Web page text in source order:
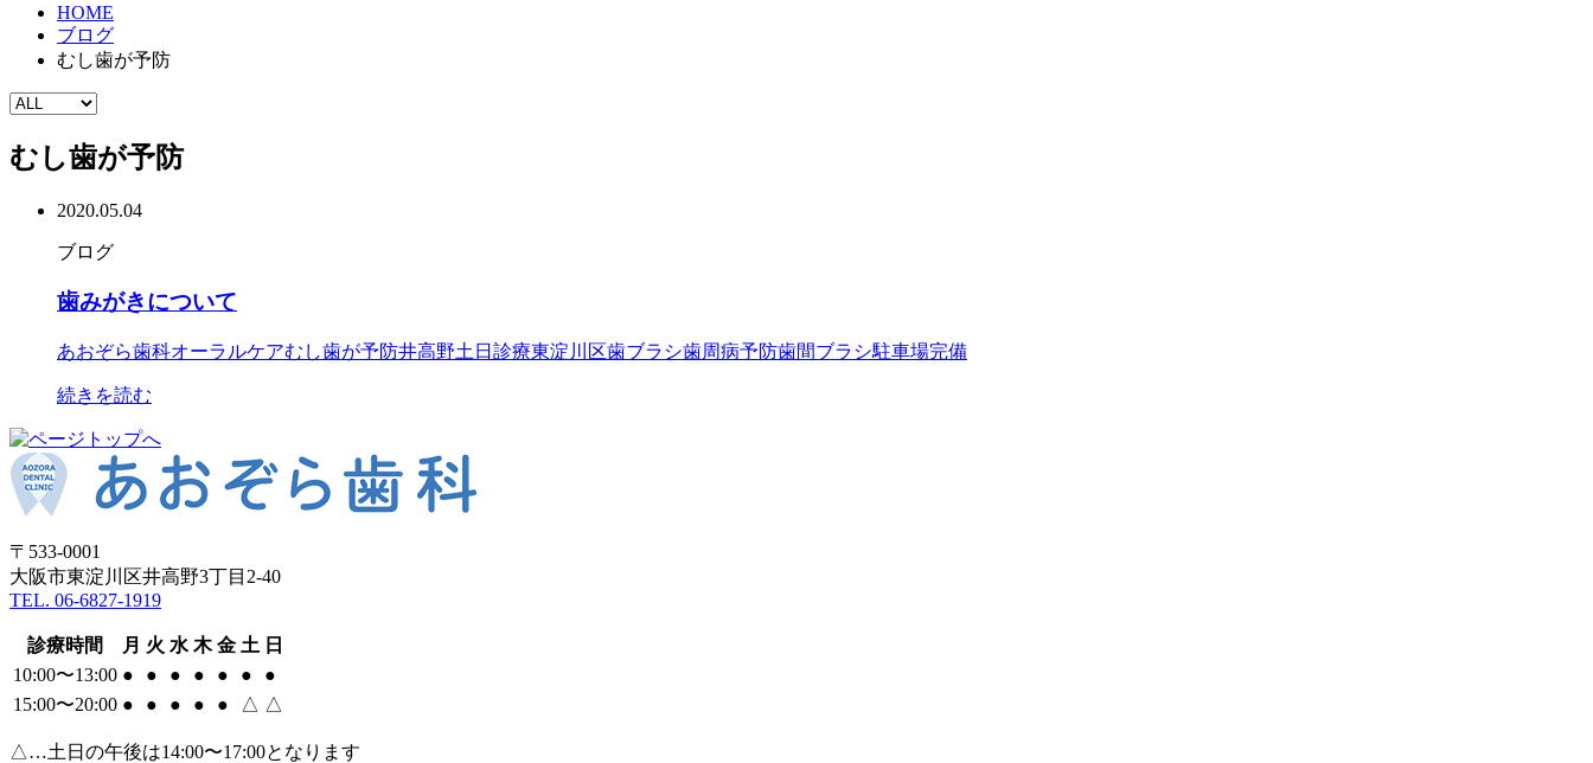
HOME
ブログ
むし歯が予防
むし歯が予防
2020.05.04
ブログ
歯みがきについて
あおぞら歯科オーラルケアむし歯が予防井高野土日診療東淀川区歯ブラシ歯周病予防歯間ブラシ駐車場完備
続きを読む
〒533-0001
大阪市東淀川区井高野3丁目2-40
TEL. 06-6827-1919
診療時間 月 火 水 木 金 土 日
10:00〜13:00 ● ● ● ● ● ●
●
15:00〜20:00 ● ● ● ● ● △ △
△…土日の午後は14:00〜17:00となります